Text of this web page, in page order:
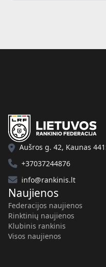
Aušros g. 42, Kaunas
+37037244876
info@rankinis.lt
Naujienos
Federacijos naujienos
Rinktinių naujienos
Klubinis rankinis
Visos naujienos